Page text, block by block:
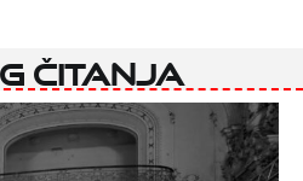
čitanja